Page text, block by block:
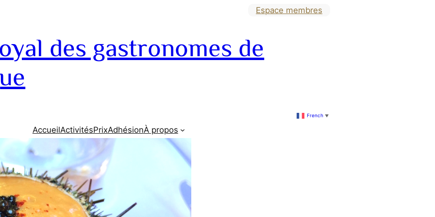
Espace membres
des gastronomes de
French ▼
AccueilActivitésPrixAdhésionÀ propos